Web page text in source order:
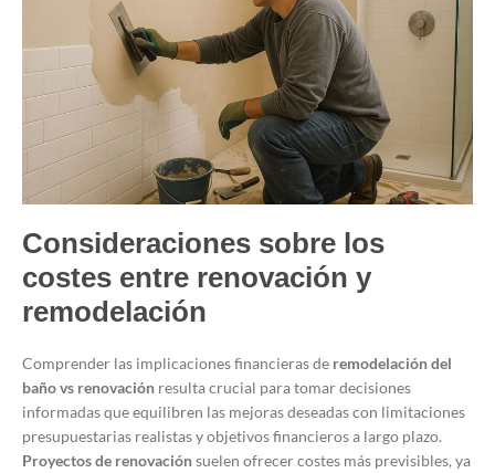
Consideraciones sobre los
costes entre renovación y
remodelación
Comprender las implicaciones financieras de remodelación del
baño vs renovación resulta crucial para tomar decisiones
informadas que equilibren las mejoras deseadas con limitaciones
presupuestarias realistas y objetivos financieros a largo plazo.
Proyectos de renovaciónsuelen ofrecer costes más previsibles, ya